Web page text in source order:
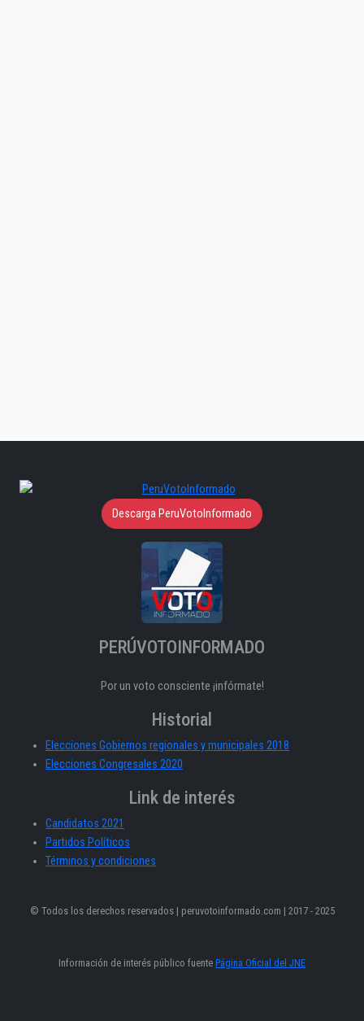
Descarga PeruVotoInformado
PERÚVOTOINFORMADO
Por un voto consciente ¡infórmate!
Historial
Elecciones Gobiernos regionales y municipales 2018
Elecciones Congresales 2020
Link de interés
Candidatos 2021
Partidos Políticos
Términos y condiciones
© Todos los derechos reservados | peruvotoinformado.com | 2017 - 2025
Información de interés público fuente Página Oficial del JNE